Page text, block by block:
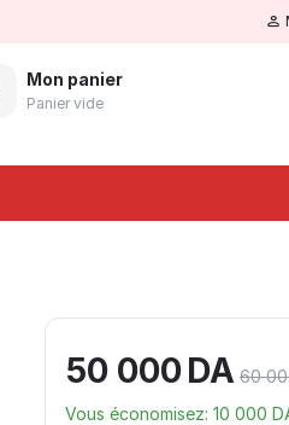
Mon panier
Panier vide
50 000DA 60
Vous économisez: 10 000